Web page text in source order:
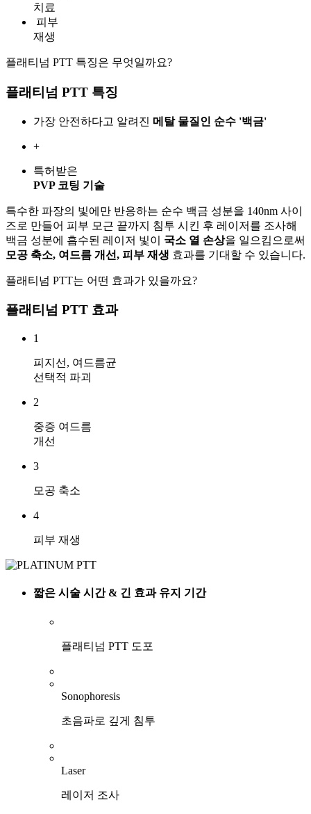
치료
피부
재생
플래티넘 PTT 특징은 무엇일까요?
플래티넘 PTT 특징
가장 안전하다고 알려진 메탈 물질인 순수 '백금'
+
특허받은
PVP 코팅 기술
특수한 파장의 빛에만 반응하는 순수 백금 성분을 140nm 사이
즈로 만들어 피부 모근 끝까지 침투 시킨 후 레이저를 조사해
백금 성분에 흡수된 레이저 빛이 국소 열 손상을 일으킴으로써
모공 축소, 여드름 개선, 피부 재생 효과를 기대할 수 있습니다.
플래티넘 PTT는 어떤 효과가 있을까요?
플래티넘 PTT 효과
1
피지선, 여드름균
선택적 파괴
2
중증 여드름
개선
3
모공 축소
4
피부 재생
짧은 시술 시간 & 긴 효과 유지 기간
플래티넘 PTT 도포
Sonophoresis
초음파로 깊게 침투
Laser
레이저 조사